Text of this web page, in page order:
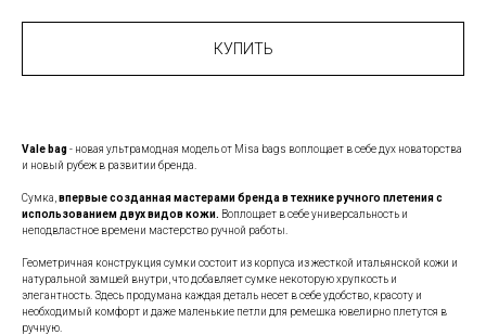
КУПИТЬ
Vale bag- новая ультрамодная модель от Misa bags воплощает в себе дух новаторства
и новый рубеж в развитии бренда.
Сумка, впервые созданная мастерами бренда в технике ручного плетения с
использованием двух видов кожи. Воплощает в себе универсальность и
неподвластное времени мастерство ручной работы.
Геометричная конструкция сумки состоит из корпуса из жесткой итальянской кожи и
натуральной замшей внутри, что добавляет сумке некоторую хрупкость и
элегантность. Здесь продумана каждая деталь несет в себе удобство, красоту и
необходимый комфорт и даже маленькие петли для ремешка ювелирно плетутся в
ручную.